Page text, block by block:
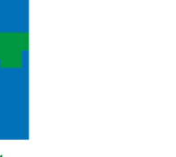
unique où Bien-être et
intenses, de